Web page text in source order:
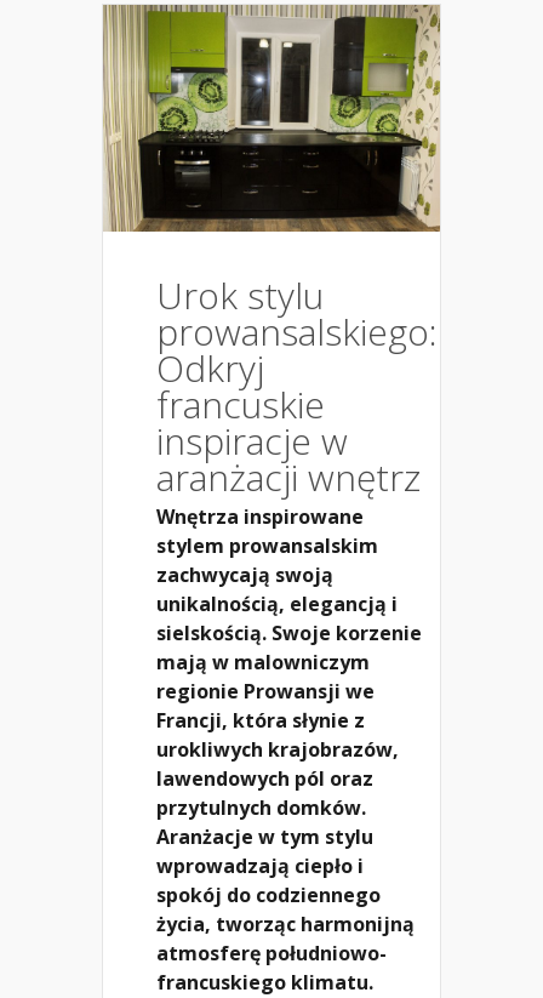
Urok stylu
prowansalskiego:
Odkryj
francuskie
inspiracje w
aranżacji wnętrz
Wnętrza inspirowane
stylem prowansalskim
zachwycają swoją
unikalnością, elegancją i
sielskością. Swoje korzenie
mają w malowniczym
regionie Prowansji we
Francji, która słynie z
urokliwych krajobrazów,
lawendowych pól oraz
przytulnych domków.
Aranżacje w tym stylu
wprowadzają ciepło i
spokój do codziennego
życia, tworząc harmonijną
atmosferę południowo-
francuskiego klimatu.